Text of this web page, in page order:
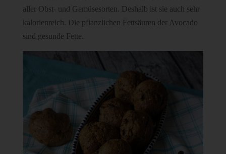
aller Obst- und Gemüsesorten. Deshalb ist sie auch sehr
kalorienreich. Die pflanzlichen Fettsäuren der Avocado
sind gesunde Fette.